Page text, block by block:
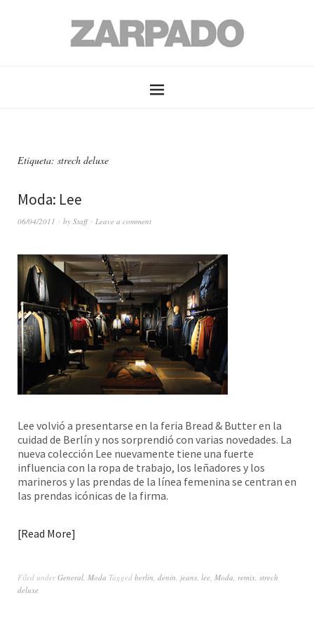
Etiqueta: strech deluxe
Moda: Lee
06/04/2011 by Staff Leave a comment
Lee volvió a presentarse en la feria Bread & Butter en la
cuidad de Berlín y nos sorprendió con varias novedades. La
nueva colección Lee nuevamente tiene una fuerte
influencia con la ropa de trabajo, los leñadores y los
marineros y las prendas de la línea femenina se centran en
las prendas icónicas de la firma.
Read More
Filed underGeneral, Moda Tagged berlin, denin, jeans, lee, Moda, remix, strech
deluxe